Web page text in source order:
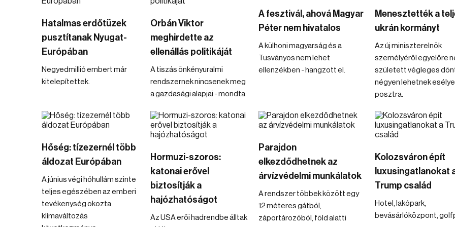
Hatalmas erdőtüzek
pusztítanak Nyugat-
Európában
Negyedmillió embert már
kitelepítettek.
Orbán Viktor
meghirdette az
ellenállás politikáját
A tiszás önkényuralmi
rendszernek nincsenek meg
a gazdasági alapjai - mondta.
A fesztivál, ahová Magyar
Péter nem hivatalos
A külhoni magyarság és a
Tusványos nem lehet
ellenzékben - hangzott el.
Menesztették a
ukrán kormányt
Az új miniszterelnök
személyéről egyelőre
született végleges
négyen lehetnek
posztra.
Hőség: tízezernél több
áldozat Európában
A június végi hőhullám szinte
teljes egészében az emberi
tevékenység okozta
klímaváltozás
Hormuzi-szoros:
katonai erővel
biztosítják a
hajózhatóságot
Az USA erői hadrendbe álltak
Parajdon
elkezdődhetnek az
árvízvédelmi munkálatok
A rendszer többek között egy
12 méteres gátból,
záportározóból, föld alatti
Kolozsváron épít
luxusingatlanokat
Trump család
Hotel, lakópark,
bevásárlóközpont,